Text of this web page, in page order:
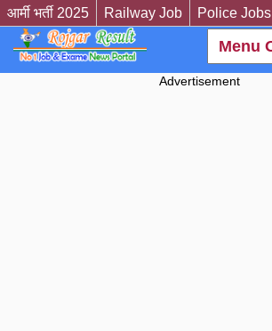
आर्मी भर्ती 2025 Railway Job Police Jobs
Advertisement